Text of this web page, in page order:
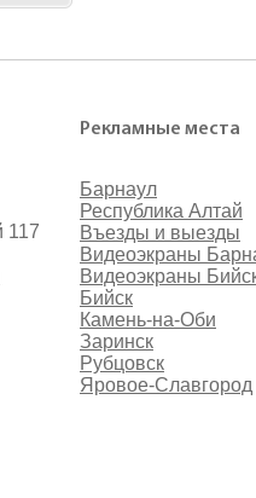
117
Рекламные места
Барнаул
Республика Алтай
Въезды и выезды
Видеоэкраны
Видеоэкраны
Бийск
Камень-на-Оби
Заринск
Рубцовск
Яровое-Славгород